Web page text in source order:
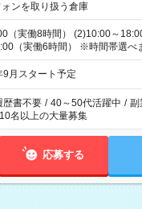
ンを取り扱う倉庫
（実働8時間） (2)10:00～
（実働6時間） ※時間帯選
月スタート予定
歴書不要 / 40～50代活躍中 / 副
10名以上の大量募集
応募する